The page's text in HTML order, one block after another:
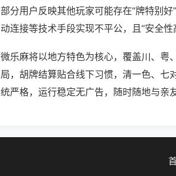
部分用户反映其他玩家可能存在“牌特别
动连接等技术手段实现不平公，且“安全性
微乐麻将以地方特色为核心，覆盖川、粤
局，胡牌结算贴合线下习惯，清一色、七
统严格，运行稳定无广告，随时随地与亲